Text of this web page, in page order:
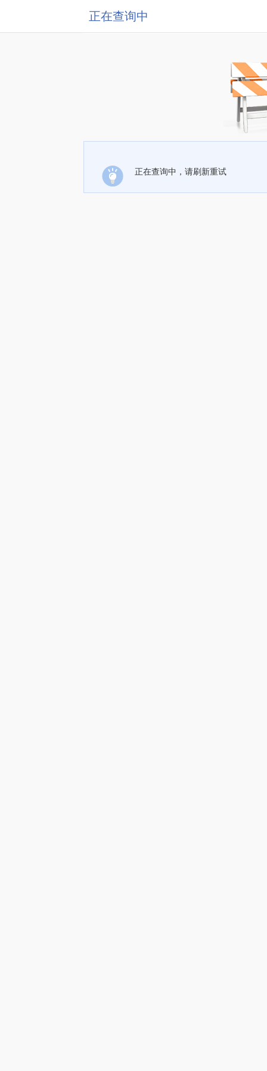
正在查询中
正在查询中，请刷新重试